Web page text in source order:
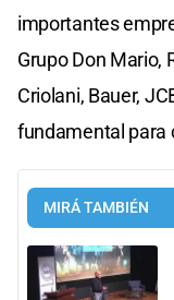
importantes
Grupo Don Mario,
Criolani, Bauer,
fundamental para
MIRÁ TAMBIÉN